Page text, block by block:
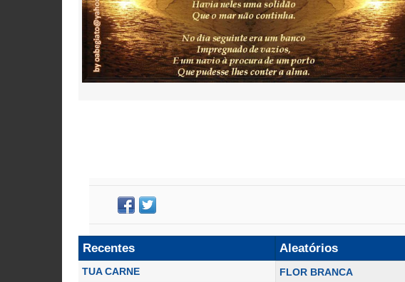
Recentes
TUA CARNE
Aleatórios
FLOR BRANCA